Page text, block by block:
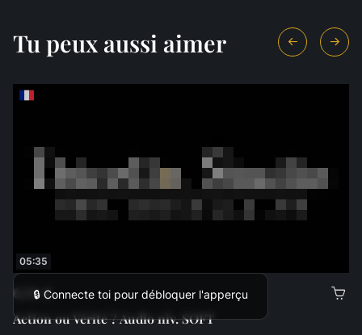
Tu peux aussi aimer
05:35
🔒 Connecte toi pour débloquer l'apperçu
6,00 €
Action ou Vérité ? Audio niv. SOFT